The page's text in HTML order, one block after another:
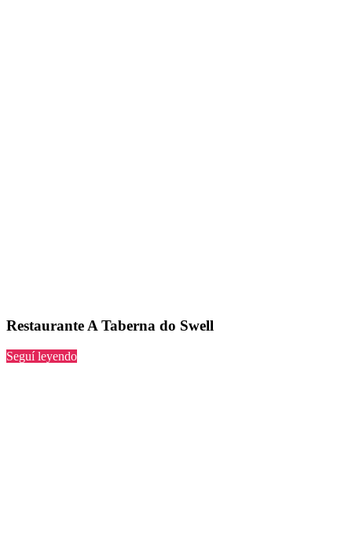
Restaurante A Taberna do Swell
Seguí leyendo“A